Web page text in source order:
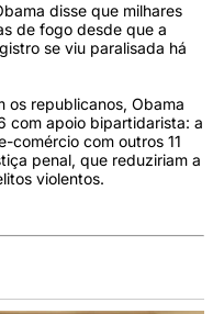
disse que milhares
de fogo desde que a
se viu paralisada há
os republicanos, Obama
com apoio bipartidarista: a
comércio com outros 11
penal, que reduziriam a
violentos.